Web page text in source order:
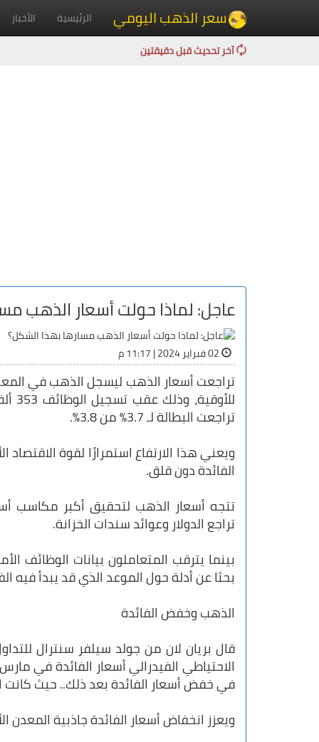
سعر الذهب اليومي الرئيسية الأخبار
آخر تحديث قبل دقيقتين
عاجل: لماذا حولت أسعار الذهب
تراجعت البطالة لـ 3.7% من 3.8%.
ويعني هذا الارتفاع استمرارًا لقوة
الفائدة دون قلق.
تتجه أسعار الذهب لتحقيق أكبر مكاسب
تراجع الدولار وعوائد سندات الخزانة.
بينما يترقب المتعاملون بيانات الوظائف
بحثا عن أدلة حول الموعد الذي قد يبدأ فيه
الذهب وخفض الفائدة
قال بريان لان من جولد سيلفر سنترال
الاحتياطي الفيدرالي أسعار الفائدة في
في خفض أسعار الفائدة بعد ذلك.. حيث كانت
ويعزز انخفاض أسعار الفائدة جاذبية المعدن